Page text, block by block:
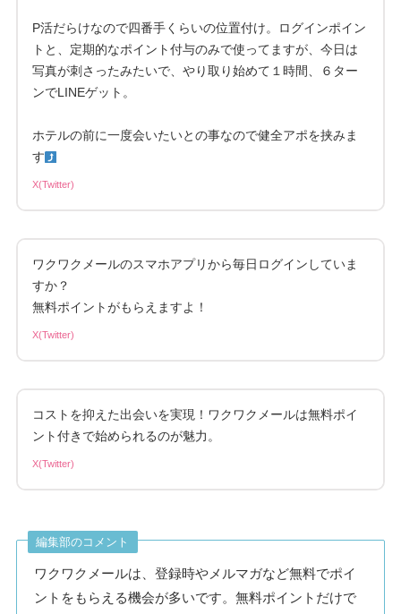
P活だらけなので四番手くらいの位置付け。ログインポイン
トと、定期的なポイント付与のみで使ってますが、今日は
写真が刺さったみたいで、やり取り始めて１時間、６ター
ンでLINEゲット。
ホテルの前に一度会いたいとの事なので健全アポを挟みま
す
X(Twitter)
ワクワクメールのスマホアプリから毎日ログインしていま
すか？
無料ポイントがもらえますよ！
X(Twitter)
コストを抑えた出会いを実現！ワクワクメールは無料ポイ
ント付きで始められるのが魅力。
X(Twitter)
編集部のコメント
ワクワクメールは、登録時やメルマガなど無料でポイ
ントをもらえる機会が多いです。無料ポイントだけで